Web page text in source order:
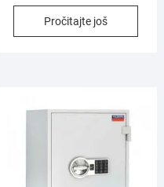
Pročitajte još